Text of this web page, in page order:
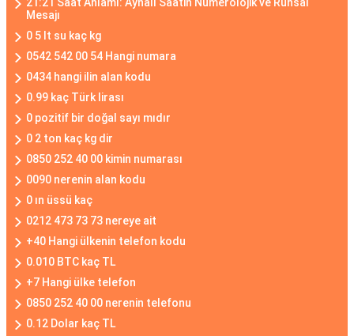
Mesajı
0 5 lt su kaç kg
0542 542 00 54 Hangi numara
0434 hangi ilin alan kodu
0.99 kaç Türk lirası
0 pozitif bir doğal sayı mıdır
0 2 ton kaç kg dir
0850 252 40 00 kimin numarası
0090 nerenin alan kodu
0 ın üssü kaç
0212 473 73 73 nereye ait
+40 Hangi ülkenin telefon kodu
0.010 BTC kaç TL
+7 Hangi ülke telefon
0850 252 40 00 nerenin telefonu
0.12 Dolar kaç TL